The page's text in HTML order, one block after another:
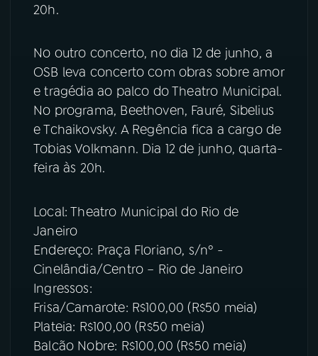
Instagram
TikTok
20h.
No outro concerto, no dia 12 de junho, a
OSB leva concerto com obras sobre amor
e tragédia ao palco do Theatro Municipal.
No programa, Beethoven, Fauré, Sibelius
e Tchaikovsky. A Regência fica a cargo de
Tobias Volkmann. Dia 12 de junho, quarta-
feira às 20h.
Local: Theatro Municipal do Rio de
Janeiro
Endereço: Praça Floriano, s/nº -
Cinelândia/Centro – Rio de Janeiro
Ingressos:
Frisa/Camarote: R$100,00 (R$50 meia)
Plateia: R$100,00 (R$50 meia)
Balcão Nobre: R$100,00 (R$50 meia)